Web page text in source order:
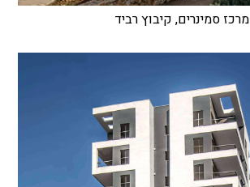
מרכז סמינרים, קיבוץ רביד